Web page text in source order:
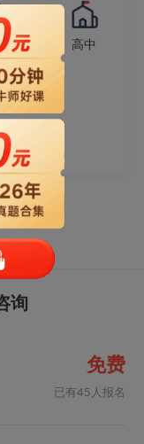
高中
询
免费
已有45人报名